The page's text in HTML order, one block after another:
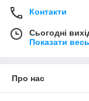
Контакти
Сьогодні
Показати
Про нас